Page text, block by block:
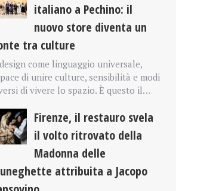
italiano a Pechino: il
nuovo store diventa un
tra culture
come linguaggio universale,
di unire culture, sensibilità e modi
di vivere lo spazio. È questo il…
Firenze, il restauro svela
il volto ritrovato della
Madonna delle
attribuita a Jacopo